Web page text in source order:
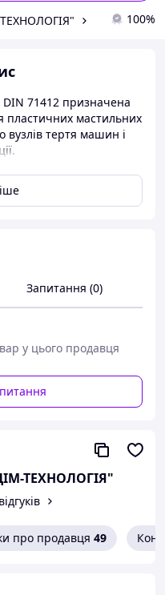
100%
71412 призначена
пластичних мастильних
вузлів тертя машин і
а також умовне
Запитання (0)
у цього продавця
ТЕХНОЛОГІЯ"
про продавця 49